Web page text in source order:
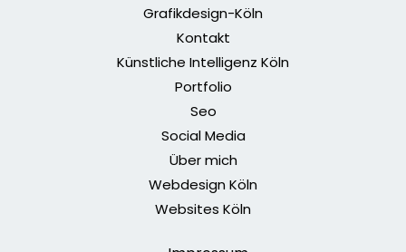
Grafikdesign-Köln
Kontakt
Künstliche Intelligenz Köln
Portfolio
Seo
Social Media
Über mich
Webdesign Köln
Websites Köln